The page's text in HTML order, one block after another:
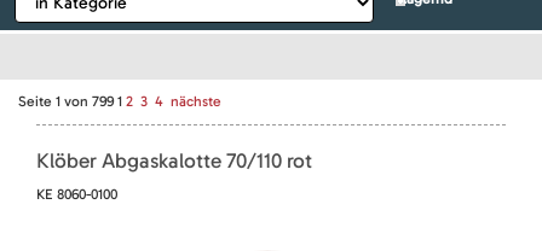
Seite 1 von 799 1 2 3 4 nächste
Klöber Abgaskalotte 70/110 rot
KE 8060-0100